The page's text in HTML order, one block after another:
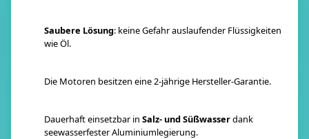
Saubere Lösung: keine Gefahr auslaufender Flüssigkeiten
wie Öl.
Die Motoren besitzen eine 2-jährige Hersteller-Garantie.
Dauerhaft einsetzbar in Salz- und Süßwasserdank
seewasserfester Aluminiumlegierung.